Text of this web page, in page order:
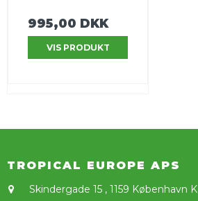
995,00 DKK
VIS PRODUKT
TROPICAL EUROPE APS
Skindergade 15 , 1159 København K